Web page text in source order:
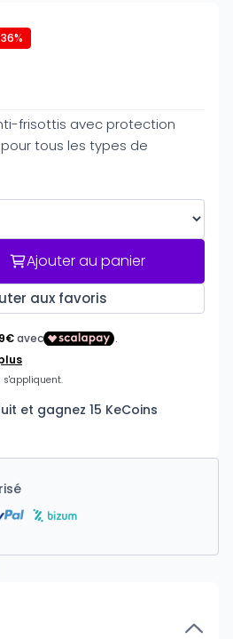
frisottis avec protection
tous les types de
Ajouter au panier
aux favoris
et gagnez 15 KeCoins